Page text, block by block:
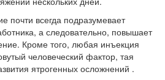
почти всегда подразумевает
а следовательно, повышает
Кроме того, любая инъекция
человеческий фактор, тая
ятрогенных осложнений .